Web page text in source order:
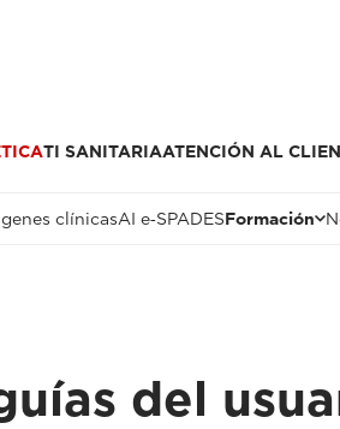
TI SANITARIAATENCIÓN AL
clínicasAI e‑SPADESFormación
del